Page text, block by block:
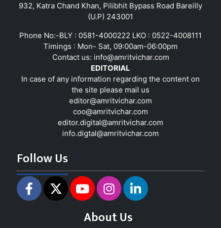
932, Katra Chand Khan, Pilibhit Bypass Road Bareilly
(U.P) 243001
Phone No:-BLY : 0581-4000222 LKO : 0522-4008111
Timings : Mon- Sat, 09:00am-06:00pm
Contact us: info@amritvichar.com
EDITORIAL
In case of any information regarding the content on
the site please mail us
editor@amritvichar.com
coo@amritvichar.com
editor.digital@amritvichar.com
info.digtal@amritvichar.com
Follow Us
About Us